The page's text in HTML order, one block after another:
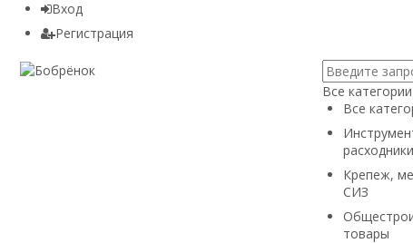
Вход
Регистрация
Все категории
Все
расходники
Крепеж,
СИЗ
товары